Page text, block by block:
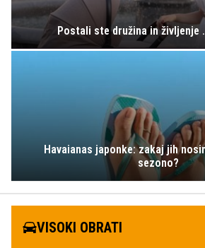
Postali ste družina in življenje
Havaianas japonke: zakaj jih
sezono?
VISOKI OBRATI